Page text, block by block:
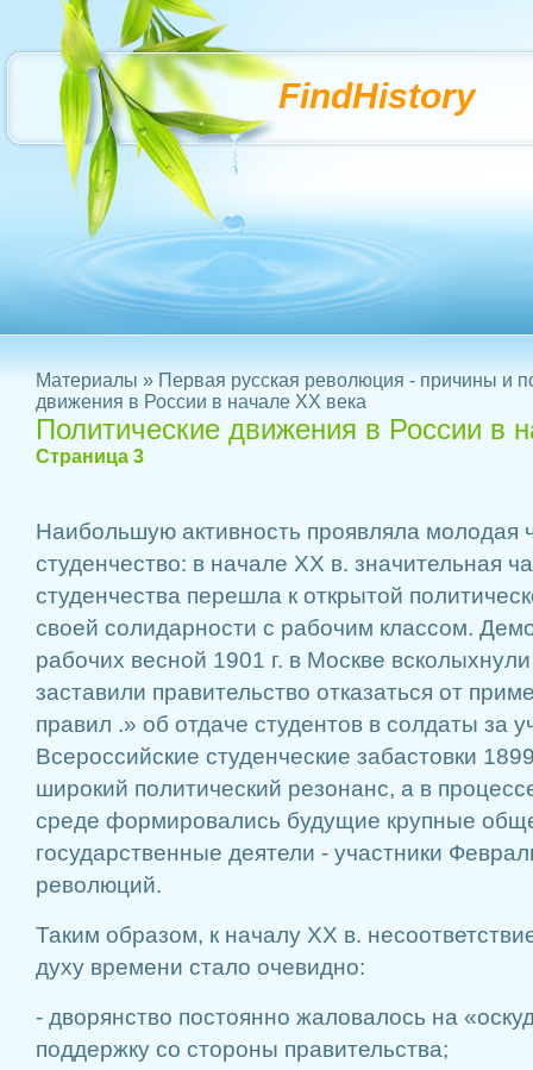
FindHistory
Материалы » Первая русская революция - причины и
движения в России в начале ХХ века
Политические движения в России в
Страница 3
Наибольшую активность проявляла молодая
студенчество: в начале XX в. значительная
студенчества перешла к открытой
своей солидарности с рабочим классом.
рабочих весной 1901 г. в Москве
заставили правительство отказаться от
правил .» об отдаче студентов в солдаты за
Всероссийские студенческие забастовки
широкий политический резонанс, а в
среде формировались будущие крупные
государственные деятели - участники
революций.
Таким образом, к началу XX в.
духу времени стало очевидно:
- дворянство постоянно жаловалось на
поддержку со стороны правительства;